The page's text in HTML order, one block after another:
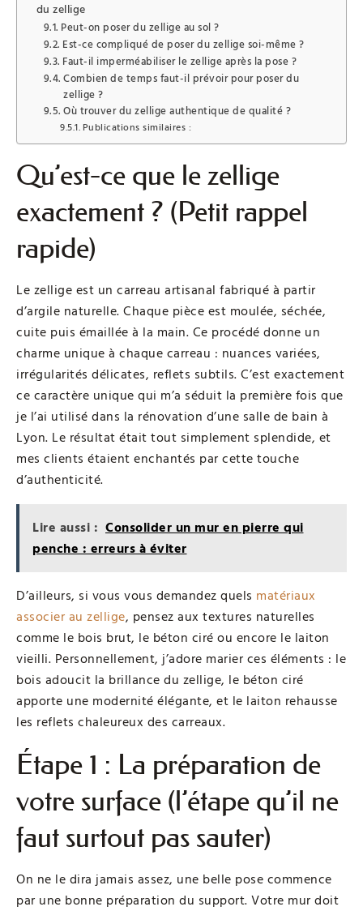
du zellige
Peut-on poser du zellige au sol ?
Est-ce compliqué de poser du zellige soi-même ?
Faut-il imperméabiliser le zellige après la pose ?
Combien de temps faut-il prévoir pour poser du
zellige ?
Où trouver du zellige authentique de qualité ?
Publications similaires :
Qu’est-ce que le zellige
exactement ? (Petit rappel
rapide)
Le zellige est un carreau artisanal fabriqué à partir
d’argile naturelle. Chaque pièce est moulée, séchée,
cuite puis émaillée à la main. Ce procédé donne un
charme unique à chaque carreau : nuances variées,
irrégularités délicates, reflets subtils. C’est exactement
ce caractère unique qui m’a séduit la première fois que
je l’ai utilisé dans la rénovation d’une salle de bain à
Lyon. Le résultat était tout simplement splendide, et
mes clients étaient enchantés par cette touche
d’authenticité.
Lire aussi : Consolider un mur en pierre qui
penche : erreurs à éviter
D’ailleurs, si vous vous demandez quels matériaux
associer au zellige, pensez aux textures naturelles
comme le bois brut, le béton ciré ou encore le laiton
vieilli. Personnellement, j’adore marier ces éléments : le
bois adoucit la brillance du zellige, le béton ciré
apporte une modernité élégante, et le laiton rehausse
les reflets chaleureux des carreaux.
Étape 1 : La préparation de
votre surface (l’étape qu’il ne
faut surtout pas sauter)
On ne le dira jamais assez, une belle pose commence
par une bonne préparation du support. Votre mur doit